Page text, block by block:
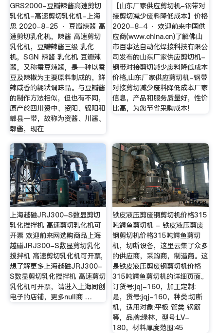
GRS2000-豆瓣辣酱高速剪切
乳化机-高速剪切乳化机-上海
思 2020-8-25 · 豆瓣辣酱 高
速剪切乳化机，辣酱 高速剪切
乳化机，豆瓣辣酱三级 乳化
机，SGN 辣酱 乳化机 豆瓣辣
酱，又称蚕豆辣酱，是一种以蚕
豆及辣椒为主要原料制成的，鲜
辣咸香的糊状调味品。与豆瓣酱
的制作方法相似，但也有不同，
原产於四川资中、资阳、锦阳和
郫县一带，故称为资酱、川酱、
郫酱，现在
【山东厂家供应剪切机-钢带对
接剪切减少废料降低成本】价格
2020-8-4 · 欢迎前来中国供
应商(www.china.cn)了解佛山
市百事达自动化焊接科技有限公
司发布的山东厂家供应剪切机-
钢带对接剪切减少废料降低成本
价格,山东厂家供应剪切机-钢带
对接剪切减少废料降低成本厂家
信息，产品和服务质量好，性价
比高，为您节省采购成本!
上海越磁JRJ300-S数显剪切
乳化搅拌机 高速剪切乳化机可
开票 欢迎前来网选购商品上海
越磁JRJ300-S数显剪切乳化
搅拌机 高速剪切乳化机可开票,
想了解更多上海越磁JRJ300-
S数显剪切乳化搅拌机 高速剪切
乳化机可开票，请进入上海同创
电子的店铺，更多null商 …
铁皮液压剪废钢剪切机价格315
吨鳄鱼剪切机 - 铁皮液压剪废
钢剪切机价格315吨鳄鱼剪切
机，切断设备，这里云集了众多
的供应商，采购商，制造商。这
是铁皮液压剪废钢剪切机价格
315吨鳄鱼剪切机的详细页面。
订货号:jqj-160，加工定制:
是，货号:jqj-160，种类:切断
机，适用对象:平板 管类 钢筋
等，品牌:绿林，型号:LV-
180，材料厚度范围:45